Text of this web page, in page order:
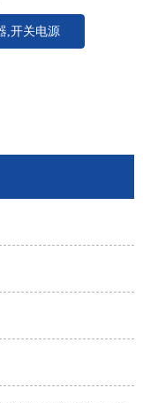
,开关电源